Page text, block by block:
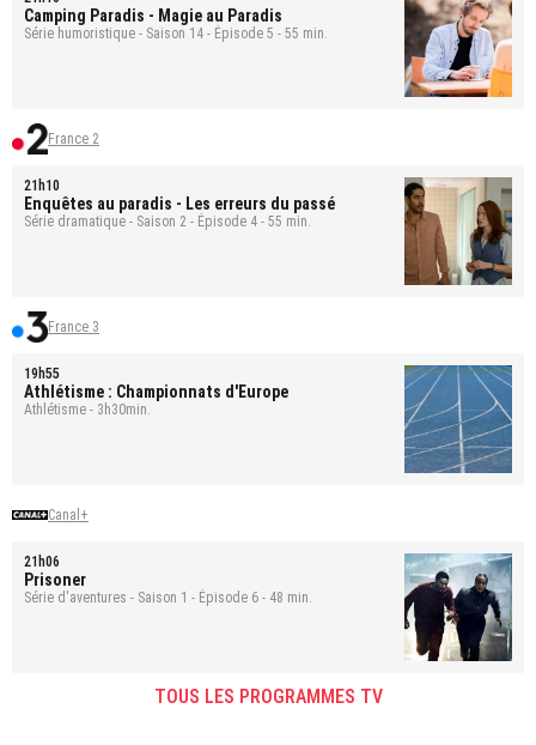
Camping Paradis - Magie au Paradis
Série humoristique - Saison 14 - Épisode 5 - 55 min.
France 2
21h10
Enquêtes au paradis - Les erreurs du passé
Série dramatique - Saison 2 - Épisode 4 - 55 min.
France 3
19h55
Athlétisme : Championnats d'Europe
Athlétisme - 3h30min.
Canal+
21h06
Prisoner
Série d'aventures - Saison 1 - Épisode 6 - 48 min.
TOUS LES PROGRAMMES TV